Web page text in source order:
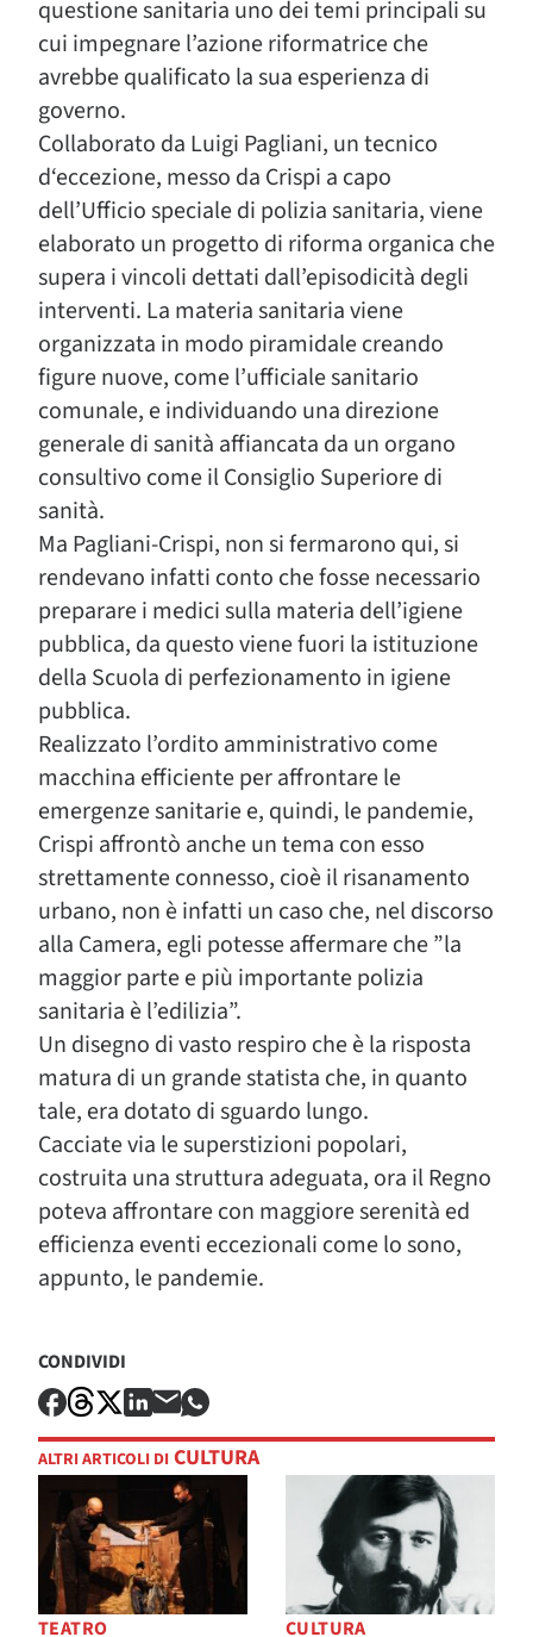
questione sanitaria uno dei temi principali su
cui impegnare l’azione riformatrice che
avrebbe qualificato la sua esperienza di
governo.
Collaborato da Luigi Pagliani, un tecnico
d‘eccezione, messo da Crispi a capo
dell’Ufficio speciale di polizia sanitaria, viene
elaborato un progetto di riforma organica che
supera i vincoli dettati dall’episodicità degli
interventi. La materia sanitaria viene
organizzata in modo piramidale creando
figure nuove, come l’ufficiale sanitario
comunale, e individuando una direzione
generale di sanità affiancata da un organo
consultivo come il Consiglio Superiore di
sanità.
Ma Pagliani-Crispi, non si fermarono qui, si
rendevano infatti conto che fosse necessario
preparare i medici sulla materia dell’igiene
pubblica, da questo viene fuori la istituzione
della Scuola di perfezionamento in igiene
pubblica.
Realizzato l’ordito amministrativo come
macchina efficiente per affrontare le
emergenze sanitarie e, quindi, le pandemie,
Crispi affrontò anche un tema con esso
strettamente connesso, cioè il risanamento
urbano, non è infatti un caso che, nel discorso
alla Camera, egli potesse affermare che ”la
maggior parte e più importante polizia
sanitaria è l’edilizia”.
Un disegno di vasto respiro che è la risposta
matura di un grande statista che, in quanto
tale, era dotato di sguardo lungo.
Cacciate via le superstizioni popolari,
costruita una struttura adeguata, ora il Regno
poteva affrontare con maggiore serenità ed
efficienza eventi eccezionali come lo sono,
appunto, le pandemie.
CONDIVIDI
ALTRI ARTICOLI DI CULTURA
TEATRO CULTURA